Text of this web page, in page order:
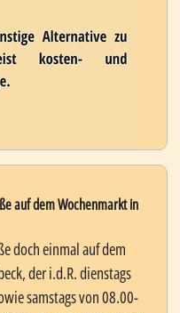
auf dem Wochenmarkt in
doch einmal auf dem
der i.d.R. dienstags
samstags von 08.00-